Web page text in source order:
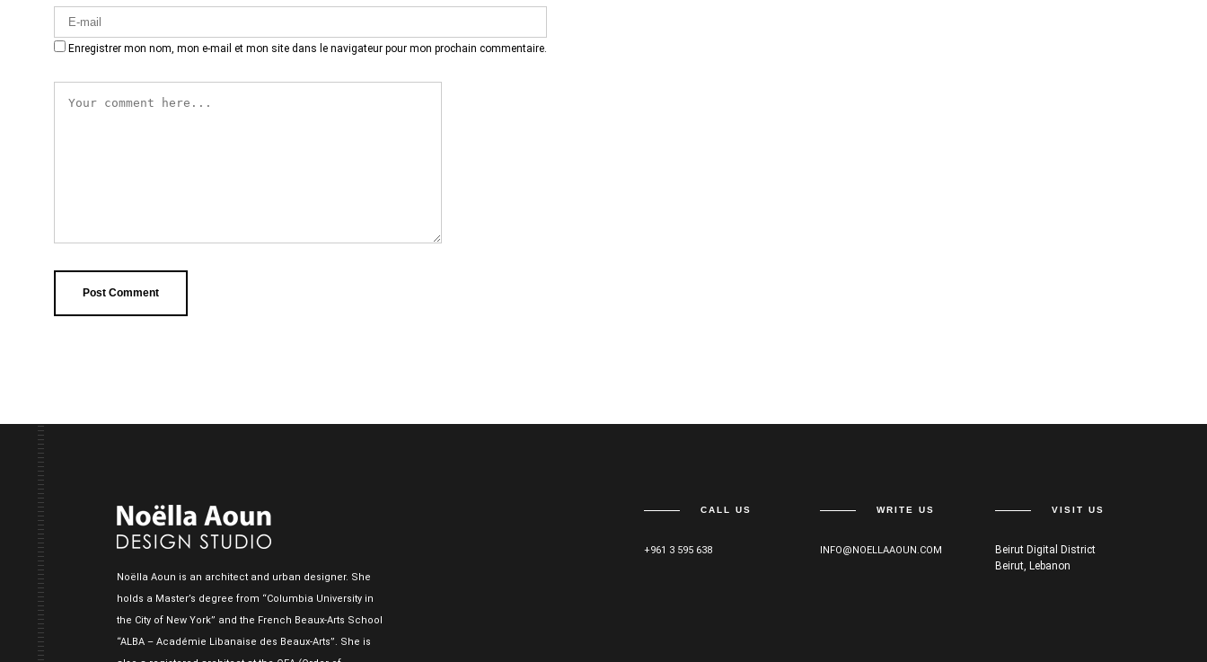
Enregistrer mon nom, mon e-mail et mon site dans le navigateur pour mon prochain commentaire.
Noëlla Aoun is an architect and urban designer. She
holds a Master’s degree from “Columbia University in
the City of New York” and the French Beaux-Arts School
“ALBA – Académie Libanaise des Beaux-Arts”. She is
CALL US
+961 3 595 638
WRITE US
INFO@NOELLAAOUN.COM
VISIT US
Beirut Digital District
Beirut, Lebanon